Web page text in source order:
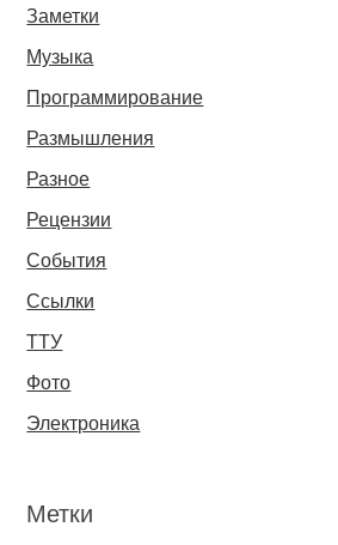
Заметки
Музыка
Программирование
Размышления
Разное
Рецензии
События
Ссылки
ТТУ
Фото
Электроника
Метки